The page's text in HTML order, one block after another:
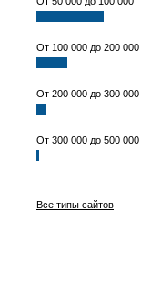
От 100 000 до 200 000
От 200 000 до 300 000
От 300 000 до 500 000
Все типы сайтов